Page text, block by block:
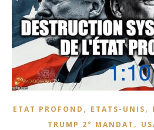
ETAT PROFOND , ETATS-UNIS,
TRUMP 2° MANDAT ,